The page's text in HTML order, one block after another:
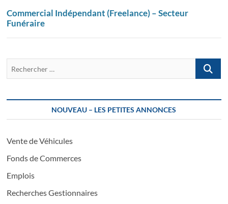
Commercial Indépendant (Freelance) – Secteur
Funéraire
…
NOUVEAU – LES PETITES ANNONCES
Vente de Véhicules
Fonds de Commerces
Emplois
Recherches Gestionnaires